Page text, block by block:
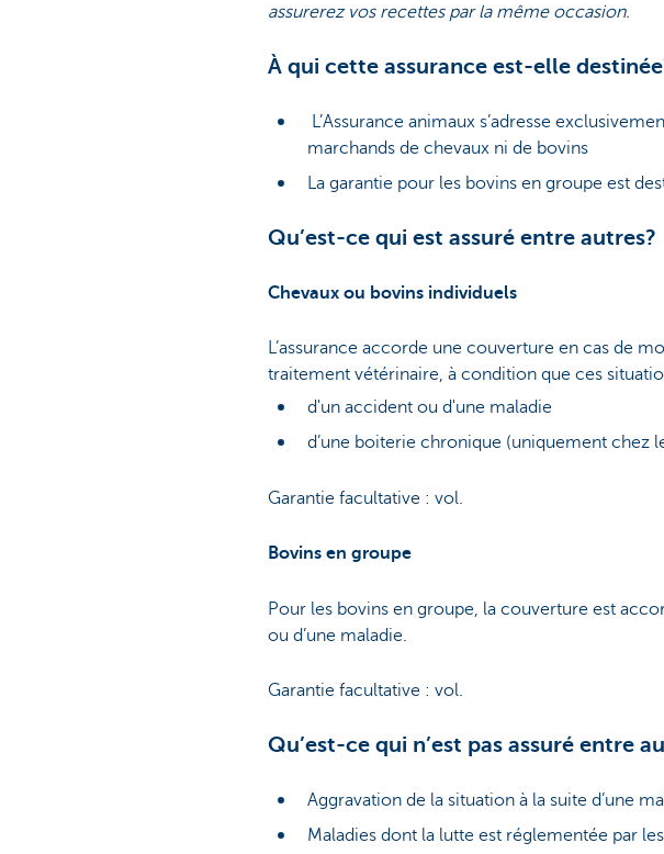
assurerez vos recettes par la même occasion.
À qui cette assurance est-elle
L’Assurance animaux s’adresse
marchands de chevaux ni de bovins
La garantie pour les bovins en groupe est
Qu’est-ce qui est assuré entre autres?
Chevaux ou bovins individuels
L’assurance accorde une couverture en cas de
traitement vétérinaire, à condition que ces
d'un accident ou d'une maladie
d’une boiterie chronique (uniquement chez
Garantie facultative : vol.
Bovins en groupe
Pour les bovins en groupe, la couverture est
ou d’une maladie.
Garantie facultative : vol.
Qu’est-ce qui n’est pas assuré entre
Aggravation de la situation à la suite d’une
Maladies dont la lutte est réglementée par